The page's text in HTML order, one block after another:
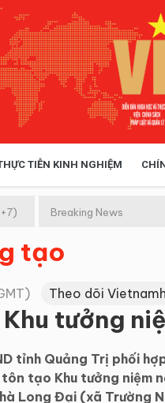
TIỄN KINH NGHIỆM
Breaking News
tạo
Theo dõi
tưởng
tỉnh Quảng Trị phối
tạo Khu tưởng niệm
Long Đại (xã Trường